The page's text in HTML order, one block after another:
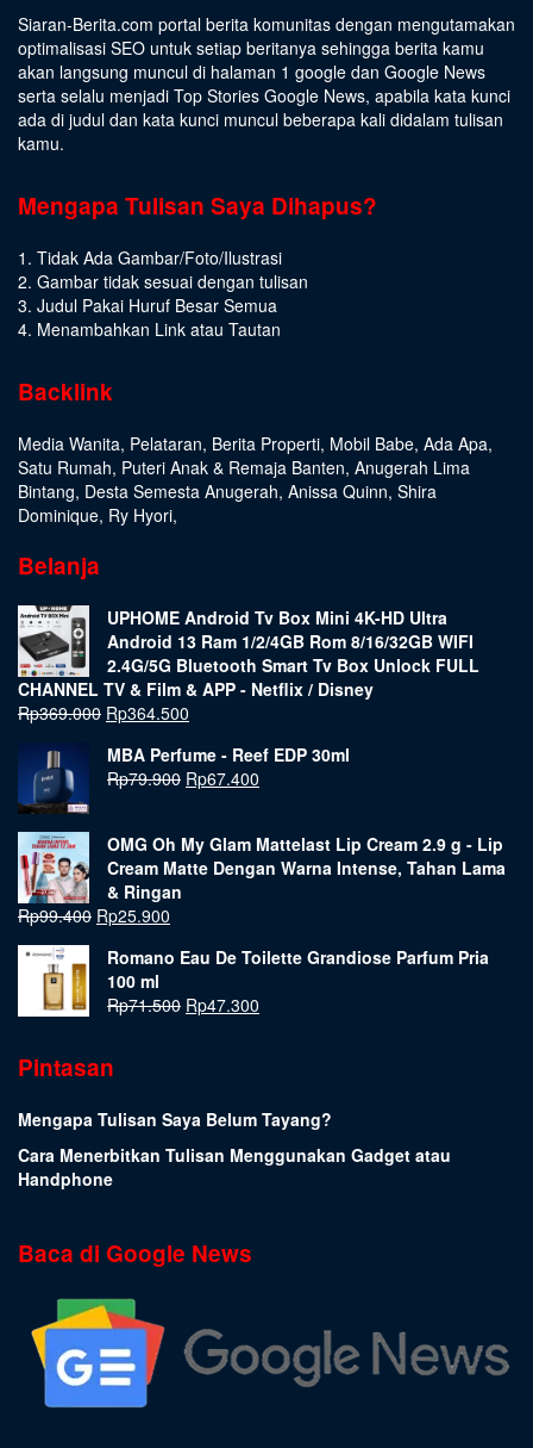
Siaran-Berita.com portal berita komunitas dengan mengutamakan
optimalisasi SEO untuk setiap beritanya sehingga berita kamu
akan langsung muncul di halaman 1 google dan Google News
serta selalu menjadi Top Stories Google News, apabila kata kunci
ada di judul dan kata kunci muncul beberapa kali didalam tulisan
kamu.
Mengapa Tulisan Saya Dihapus?
1. Tidak Ada Gambar/Foto/Ilustrasi
2. Gambar tidak sesuai dengan tulisan
3. Judul Pakai Huruf Besar Semua
4. Menambahkan Link atau Tautan
Backlink
Media Wanita, Pelataran, Berita Properti, Mobil Babe, Ada Apa,
Satu Rumah, Puteri Anak & Remaja Banten, Anugerah Lima
Bintang, Desta Semesta Anugerah, Anissa Quinn, Shira
Dominique, Ry Hyori,
Belanja
UPHOME Android Tv Box Mini 4K-HD Ultra
Android 13 Ram 1/2/4GB Rom 8/16/32GB WIFI
2.4G/5G Bluetooth Smart Tv Box Unlock FULL
CHANNEL TV & Film & APP - Netflix / Disney
Rp369.000 Rp364.500
MBA Perfume - Reef EDP 30ml
Rp79.900 Rp67.400
OMG Oh My Glam Mattelast Lip Cream 2.9 g - Lip
Cream Matte Dengan Warna Intense, Tahan Lama
& Ringan
Rp99.400 Rp25.900
Romano Eau De Toilette Grandiose Parfum Pria
100 ml
Rp71.500 Rp47.300
Pintasan
Mengapa Tulisan Saya Belum Tayang?
Cara Menerbitkan Tulisan Menggunakan Gadget atau
Handphone
Baca di Google News